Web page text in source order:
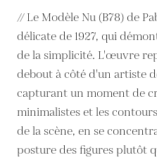
// Le Modèle Nu (B78) de
délicate de 1927, qui
de la simplicité. L'œuvre
debout à côté d'un artiste
capturant un moment de
minimalistes et les
de la scène, en se
posture des figures plutôt